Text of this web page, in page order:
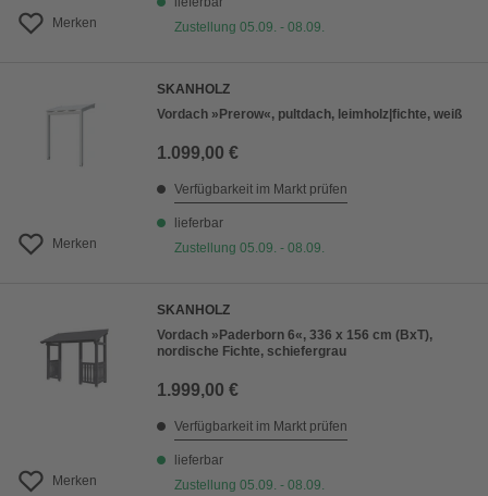
Merken
Zustellung 05.09. - 08.09.
Merken
SKANHOLZ
Vordach »Prerow«, pultdach, leimholz|fichte, weiß
1.099,00 €
Verfügbarkeit im Markt prüfen
lieferbar
Zustellung 05.09. - 08.09.
Merken
SKANHOLZ
Vordach »Paderborn 6«, 336 x 156 cm (BxT),
nordische Fichte, schiefergrau
1.999,00 €
Verfügbarkeit im Markt prüfen
lieferbar
Zustellung 05.09. - 08.09.